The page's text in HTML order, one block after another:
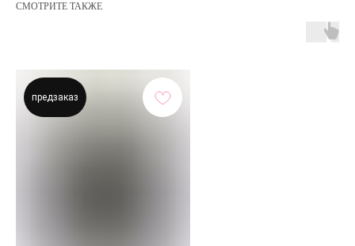
СМОТРИТЕ ТАКЖЕ
предзаказ